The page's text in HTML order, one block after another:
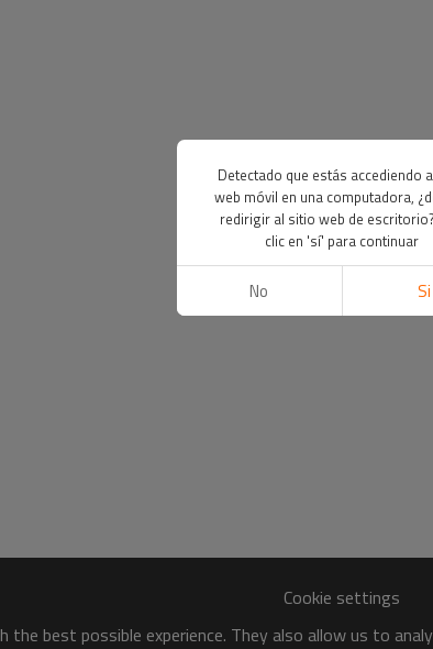
Cookie settings
the best possible experience. They also allow us to
Detectado que estás accediendo
web móvil en una computadora,
redirigir al sitio web de
clic en 'sí' para continuar
No Si